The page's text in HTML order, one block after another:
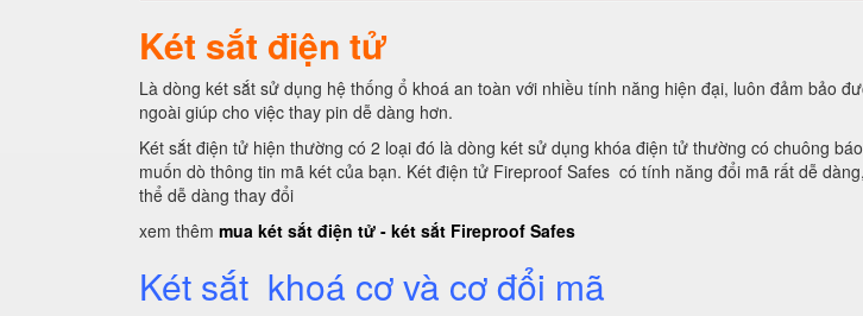
Két sắt điện tử
Là dòng két sắt sử dụng hệ thống ổ khoá an toàn với nhiều tính năng hiện đại, luôn đảm bảo
ngoài giúp cho việc thay pin dễ dàng hơn.
Két sắt điện tử hiện thường có 2 loại đó là dòng két sử dụng khóa điện tử thường có chuông
muốn dò thông tin mã két của bạn. Két điện tử Fireproof Safes có tính năng đổi mã rất dễ
thể dễ dàng thay đổi
xem thêm mua két sắt điện tử - két sắt Fireproof Safes
Két sắt khoá cơ và cơ đổi mã